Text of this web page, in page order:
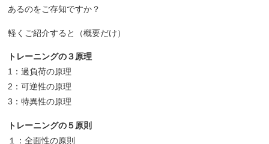
あるのをご存知ですか？
軽くご紹介すると（概要だけ）
トレーニングの３原理
1：過負荷の原理
2：可逆性の原理
3：特異性の原理
トレーニングの５原則
１：全面性の原則